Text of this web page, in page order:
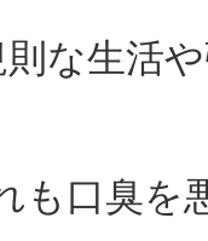
則な生活
も 口臭を